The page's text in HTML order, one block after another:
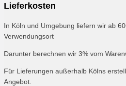
Lieferkosten
In Köln und Umgebung liefern wir ab
Verwendungsort
Darunter berechnen wir 3% vom
Für Lieferungen außerhalb Kölns
Angebot.